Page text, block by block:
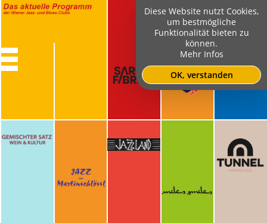
Diese Website nutzt Cookies,
um bestmögliche
Funktionalität bieten zu
können.
Mehr Infos
OK, verstanden